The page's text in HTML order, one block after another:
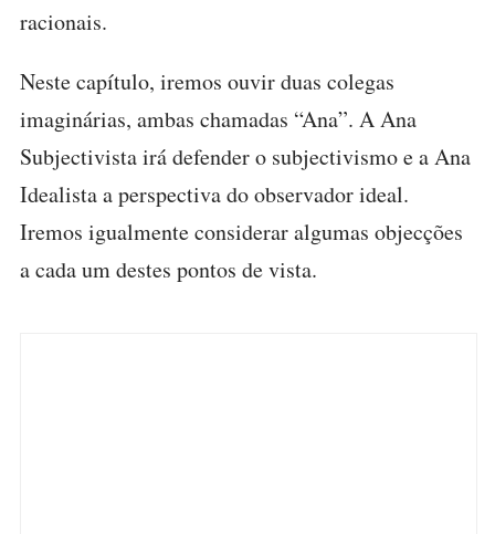
racionais.
Neste capítulo, iremos ouvir duas colegas
imaginárias, ambas chamadas “Ana”. A Ana
Subjectivista irá defender o subjectivismo e a Ana
Idealista a perspectiva do observador ideal.
Iremos igualmente considerar algumas objecções
a cada um destes pontos de vista.